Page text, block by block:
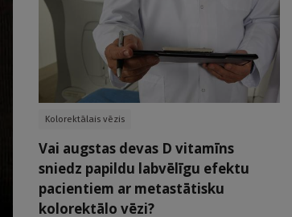
Kolorektālais vēzis
Vai augstas devas D vitamīns
sniedz papildu labvēlīgu efektu
pacientiem ar metastātisku
kolorektālo vēzi?